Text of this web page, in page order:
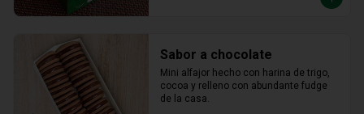
Sabor a chocolate
Mini alfajor hecho con harina de trigo,
cocoa y relleno con abundante fudge
de la casa.